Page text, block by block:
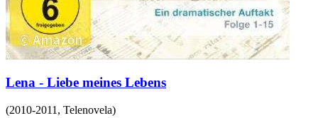
Lena - Liebe meines Lebens
(2010-2011 , Telenovela)